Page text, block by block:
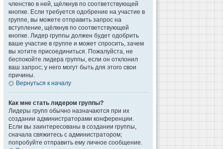
членство в ней, щёлкнув по соответствующей
кнопке. Если требуется одобрение на участие в
группе, вы можете отправить запрос на
вступление, щёлкнув по соответствующей
кнопке. Лидер группы должен будет одобрить
ваше участие в группе и может спросить, зачем
вы хотите присоединиться. Пожалуйста, не
беспокойте лидера группы, если он отклонил
ваш запрос; у него могут быть для этого свои
причины.
Вернуться к началу
Как мне стать лидером группы?
Лидеры групп обычно назначаются при их
создании администраторами конференции.
Если вы заинтересованы в создании группы,
сначала свяжитесь с администратором;
попробуйте отправить ему личное сообщение.